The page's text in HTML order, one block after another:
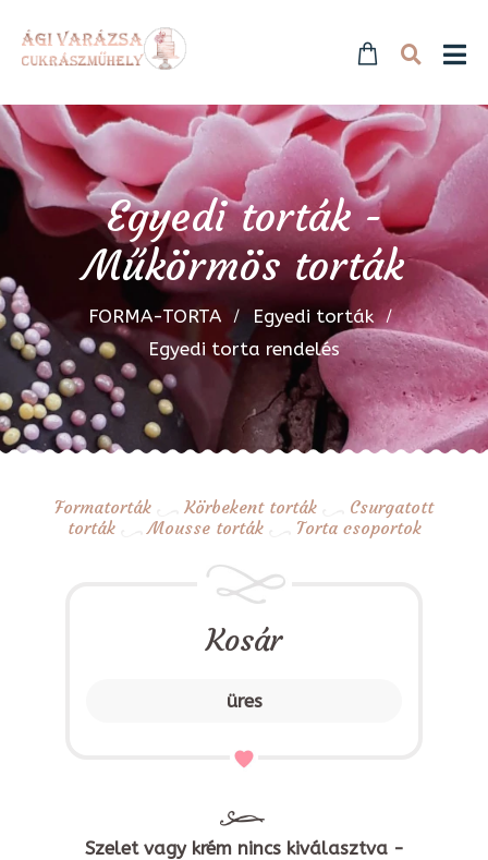
Egyedi torták -
Műkörmös torták
FORMA-TORTA
Egyedi torták
Egyedi torta rendelés
Formatorták Körbekent torták
Csurgatott
torták
Mousse torták Torta csoportok
Kosár
üres
Szelet vagy krém nincs kiválasztva -